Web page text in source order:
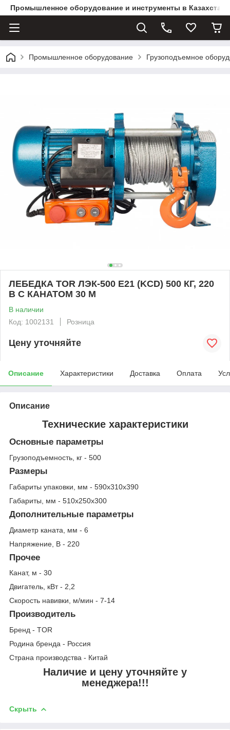
Промышленное оборудование и инструменты в
Промышленное оборудование Грузоподъемное
ЛЕБЕДКА TOR ЛЭК-500 E21 (KCD) 500 КГ, 220
В С КАНАТОМ 30 М
В наличии
Код: 1002131
Розница
Цену уточняйте
Описание Характеристики Доставка Оплата
Описание
Технические характеристики
Основные параметры
Грузоподъемность, кг - 500
Размеры
Габариты упаковки, мм - 590х310х390
Габариты, мм - 510х250х300
Дополнительные параметры
Диаметр каната, мм - 6
Напряжение, В - 220
Прочее
Канат, м - 30
Двигатель, кВт - 2,2
Скорость навивки, м/мин - 7-14
Производитель
Бренд - TOR
Родина бренда - Россия
Страна производства - Китай
Наличие и цену уточняйте у
менеджера!!!
Скрыть